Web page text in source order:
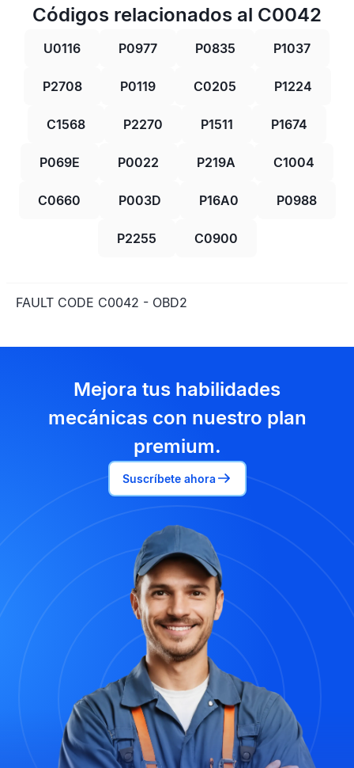
Códigos relacionados al C0042
U0116 P0977 P0835 P1037
P2708 P0119 C0205 P1224
C1568 P2270 P1511 P1674
P069E P0022 P219A C1004
C0660 P003D P16A0 P0988
P2255 C0900
FAULT CODE C0042 - OBD2
Mejora tus habilidades
mecánicas con nuestro plan
premium.
Suscríbete ahora